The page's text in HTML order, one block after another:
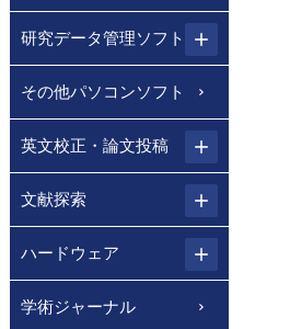
研究データ管理ソフト
その他パソコンソフト
英文校正・論文投稿
文献探索
ハードウェア
学術ジャーナル